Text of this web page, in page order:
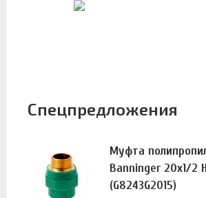
Спецпредложения
Муфта
Banninger 20х1/2
(G8243G2015)